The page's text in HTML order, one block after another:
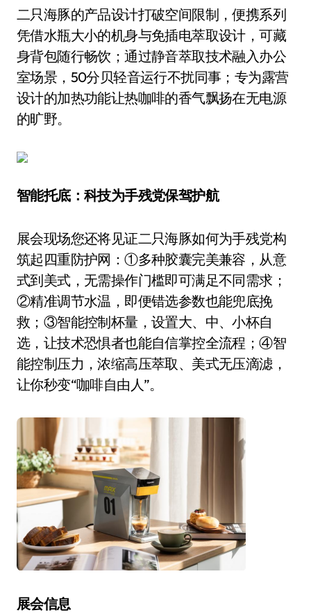
二只海豚的产品设计打破空间限制，便携系列
凭借水瓶大小的机身与免插电萃取设计，可藏
身背包随行畅饮；通过静音萃取技术融入办公
室场景，50分贝轻音运行不扰同事；专为露营
设计的加热功能让热咖啡的香气飘扬在无电源
的旷野。
智能托底：科技为手残党保驾护航
展会现场您还将见证二只海豚如何为手残党构
筑起四重防护网：①多种胶囊完美兼容，从意
式到美式，无需操作门槛即可满足不同需求；
②精准调节水温，即便错选参数也能兜底挽
救；③智能控制杯量，设置大、中、小杯自
选，让技术恐惧者也能自信掌控全流程；④智
能控制压力，浓缩高压萃取、美式无压滴滤，
让你秒变“咖啡自由人”。
展会信息